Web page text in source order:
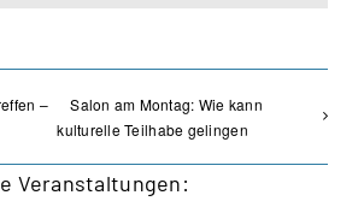
–
Salon am Montag: Wie kann
kulturelle Teilhabe gelingen
Veranstaltungen: